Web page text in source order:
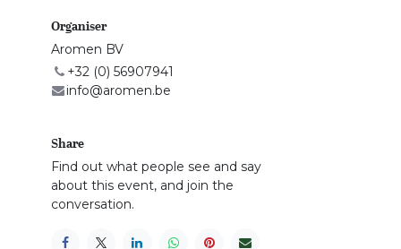
Organiser
Aromen BV
+32 (0) 56907941
info@aromen.be
Share
Find out what people see and say
about this event, and join the
conversation.